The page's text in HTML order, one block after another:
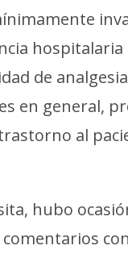
hospitalaria
de
en general,
al
hubo